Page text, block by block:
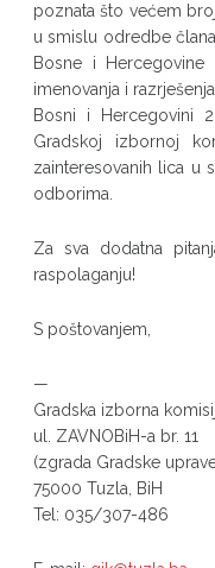
poznata što većem
u smislu odredbe člana
Bosne i
imenovanja i
Bosni i Hercegovini
Gradskoj izbornoj
zainteresovanih lica u
odborima.
Za sva dodatna
raspolaganju!
S poštovanjem,
—
Gradska izborna
ul. ZAVNOBiH-a br. 11
(zgrada Gradske
75000 Tuzla, BiH
Tel: 035/307-486